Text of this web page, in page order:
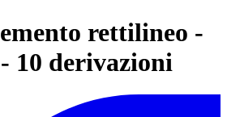
rettilineo -
10 derivazioni